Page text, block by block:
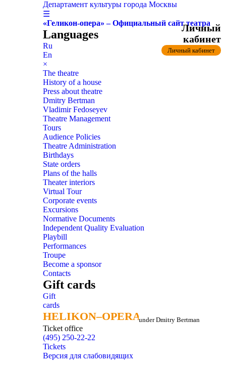
Департамент культуры города Москвы
☰
«Геликон-опера» – Официальный сайт театра
Languages
Ru
En
×
The theatre
History of a house
Press about theatre
Dmitry Bertman
Vladimir Fedoseyev
Theatre Management
Tours
Audience Policies
Theatre Administration
Birthdays
State orders
Plans of the halls
Theater interiors
Virtual Tour
Corporate events
Excursions
Normative Documents
Independent Quality Evaluation
Playbill
Performances
Troupe
Become a sponsor
Contacts
Gift cards
Gift
cards
HELIKON–OPERA
HELIKON–OPERAunder Dmitry Bertman
Ticket office
(495) 250-22-22
Личный
кабинет
Личный кабинет
Tickets
Версия для слабовидящих